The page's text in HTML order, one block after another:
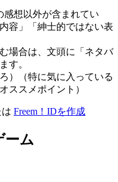
感想以外が含まれてい
容」「紳士的ではない表
場合は、文頭に「ネタバ
す。
）（特に気に入っている
ススメポイント）
は Freem！IDを作成
ーム